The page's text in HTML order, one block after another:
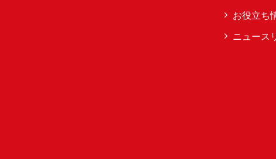
お役立ち
ニュース